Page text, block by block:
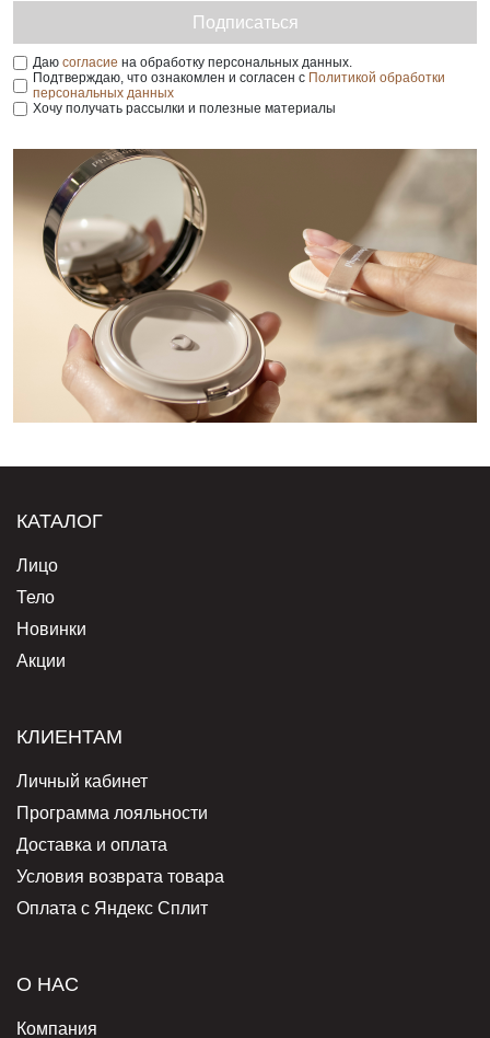
Подписаться
Даю согласие на обработку персональных данных.
Подтверждаю, что ознакомлен и согласен с Политикой обработки
персональных данных
Хочу получать рассылки и полезные материалы
КАТАЛОГ
Лицо
Тело
Новинки
Акции
КЛИЕНТАМ
Личный кабинет
Программа лояльности
Доставка и оплата
Условия возврата товара
Оплата с Яндекс Сплит
О НАС
Компания